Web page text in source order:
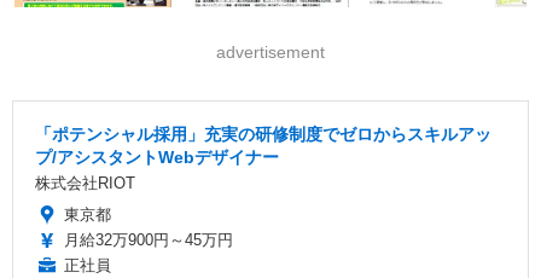
advertisement
「ポテンシャル採用」充実の研修制度でゼロからスキルアッ
プ/アシスタントWebデザイナー
株式会社RIOT
東京都
月給32万900円～45万円
正社員